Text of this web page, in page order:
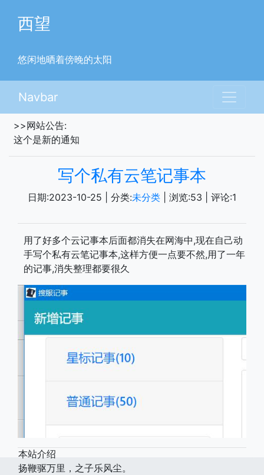
西望
悠闲地晒着傍晚的太阳
Navbar
>>网站公告:
这个是新的通知
写个私有云笔记事本
日期:2023-10-25 | 分类:未分类 | 浏览:53 | 评论:1
用了好多个云记事本后面都消失在网海中,现在自己动
手写个私有云笔记事本,这样方便一点要不然,用了一年
的记事,消失整理都要很久
本站介绍
扬鞭驱万里，之子乐风尘。